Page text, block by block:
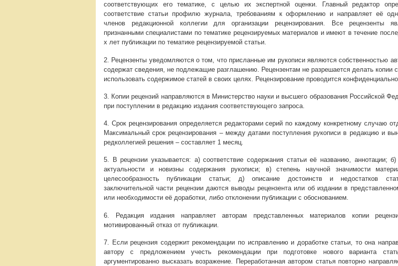
соответствующих его тематике, с целью их экспертной оценки. Главный редактор
соответствие статьи профилю журнала, требованиям к оформлению и направляет её
членов редакционной коллегии для организации рецензирования. Все рецензенты
признанными специалистами по тематике рецензируемых материалов и имеют в течение
х лет публикации по тематике рецензируемой статьи.
2. Рецензенты уведомляются о том, что присланные им рукописи являются собственностью
содержат сведения, не подлежащие разглашению. Рецензентам не разрешается делать копии
использовать содержимое статей в своих целях. Рецензирование проводится конфиденциально.
3. Копии рецензий направляются в Министерство науки и высшего образования Российской
при поступлении в редакцию издания соответствующего запроса.
4. Срок рецензирования определяется редакторами серий по каждому конкретному случаю
Максимальный срок рецензирования – между датами поступления рукописи в редакцию и
редколлегией решения – составляет 1 месяц.
5. В рецензии указывается: а) соответствие содержания статьи её названию, аннотации; б)
актуальности и новизны содержания рукописи; в) степень научной значимости
целесообразность публикации статьи; д) описание достоинств и недостатков
заключительной части рецензии даются выводы рецензента или об издании в
или необходимости её доработки, либо отклонении публикации с обоснованием.
6. Редакция издания направляет авторам представленных материалов копии
мотивированный отказ от публикации.
7. Если рецензия содержит рекомендации по исправлению и доработке статьи, то она
автору с предложением учесть рекомендации при подготовке нового варианта
аргументированно высказать возражение. Переработанная автором статья повторно